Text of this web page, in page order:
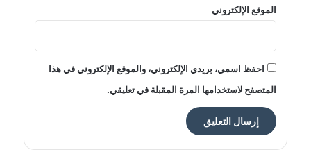
الموقع الإلكتروني
احفظ اسمي، بريدي الإلكتروني، والموقع الإلكتروني في هذا
المتصفح لاستخدامها المرة المقبلة في تعليقي.